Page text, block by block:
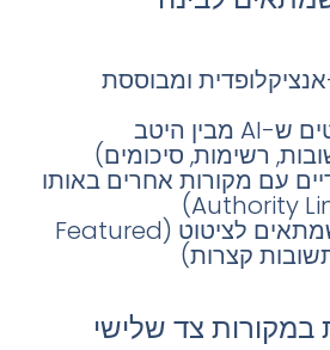
ומבוססת
שילוב פורמטים ש-AI מבין היטב
רשימות, סיכומים)
עם מקורות אחרים באותו
בניית תוכן שמתאים לציטוט (Featured